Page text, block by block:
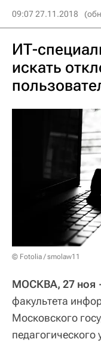
09:07 27.11.2018
ИТ-
искать
© Fotolia / smolaw11
МОСКВА, 27 ноя
факультета
Московского